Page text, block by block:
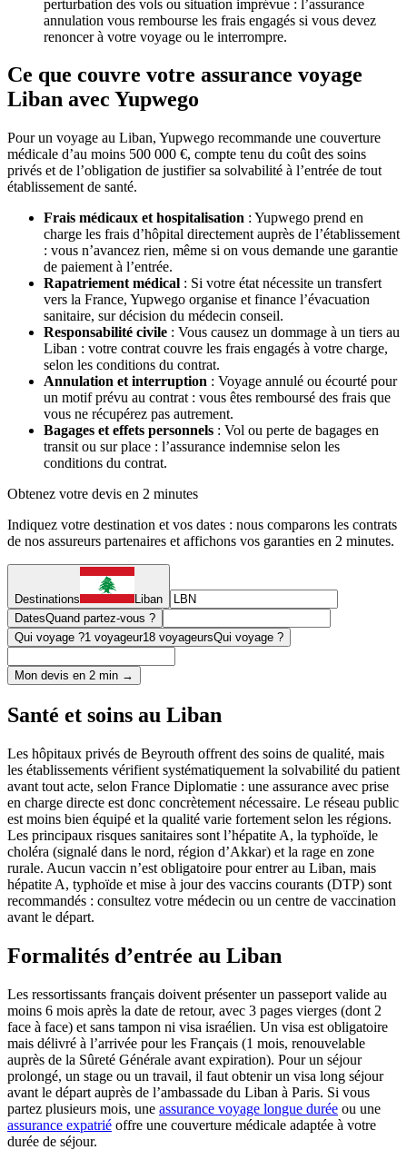
perturbation des vols ou situation imprévue : l’assurance
annulation vous rembourse les frais engagés si vous devez
renoncer à votre voyage ou le interrompre.
Ce que couvre votre assurance voyage
Liban avec Yupwego
Pour un voyage au Liban, Yupwego recommande une couverture
médicale d’au moins 500 000 €, compte tenu du coût des soins
privés et de l’obligation de justifier sa solvabilité à l’entrée de tout
établissement de santé.
Frais médicaux et hospitalisation : Yupwego prend en
charge les frais d’hôpital directement auprès de l’établissement
: vous n’avancez rien, même si on vous demande une garantie
de paiement à l’entrée.
Rapatriement médical : Si votre état nécessite un transfert
vers la France, Yupwego organise et finance l’évacuation
sanitaire, sur décision du médecin conseil.
Responsabilité civile : Vous causez un dommage à un tiers au
Liban : votre contrat couvre les frais engagés à votre charge,
selon les conditions du contrat.
Annulation et interruption : Voyage annulé ou écourté pour
un motif prévu au contrat : vous êtes remboursé des frais que
vous ne récupérez pas autrement.
Bagages et effets personnels : Vol ou perte de bagages en
transit ou sur place : l’assurance indemnise selon les
conditions du contrat.
Obtenez votre devis en 2 minutes
Indiquez votre destination et vos dates : nous comparons les contrats
de nos assureurs partenaires et affichons vos garanties en 2 minutes.
Destinations
Liban
DatesQuand partez-vous ?
Qui voyage ?1 voyageur18 voyageursQui voyage ?
Mon devis en 2 min →
Santé et soins au Liban
Les hôpitaux privés de Beyrouth offrent des soins de qualité, mais
les établissements vérifient systématiquement la solvabilité du patient
avant tout acte, selon France Diplomatie : une assurance avec prise
en charge directe est donc concrètement nécessaire. Le réseau public
est moins bien équipé et la qualité varie fortement selon les régions.
Les principaux risques sanitaires sont l’hépatite A, la typhoïde, le
choléra (signalé dans le nord, région d’Akkar) et la rage en zone
rurale. Aucun vaccin n’est obligatoire pour entrer au Liban, mais
hépatite A, typhoïde et mise à jour des vaccins courants (DTP) sont
recommandés : consultez votre médecin ou un centre de vaccination
avant le départ.
Formalités d’entrée au Liban
Les ressortissants français doivent présenter un passeport valide au
moins 6 mois après la date de retour, avec 3 pages vierges (dont 2
face à face) et sans tampon ni visa israélien. Un visa est obligatoire
mais délivré à l’arrivée pour les Français (1 mois, renouvelable
auprès de la Sûreté Générale avant expiration). Pour un séjour
prolongé, un stage ou un travail, il faut obtenir un visa long séjour
avant le départ auprès de l’ambassade du Liban à Paris. Si vous
partez plusieurs mois, une assurance voyage longue durée ou une
assurance expatrié offre une couverture médicale adaptée à votre
durée de séjour.